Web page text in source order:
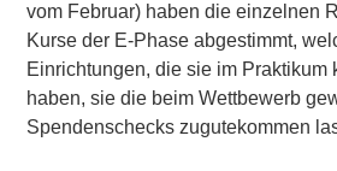
vom Februar) haben die einzelnen
Kurse der E-Phase abgestimmt,
Einrichtungen, die sie im Praktikum
haben, sie die beim Wettbewerb
Spendenschecks zugutekommen